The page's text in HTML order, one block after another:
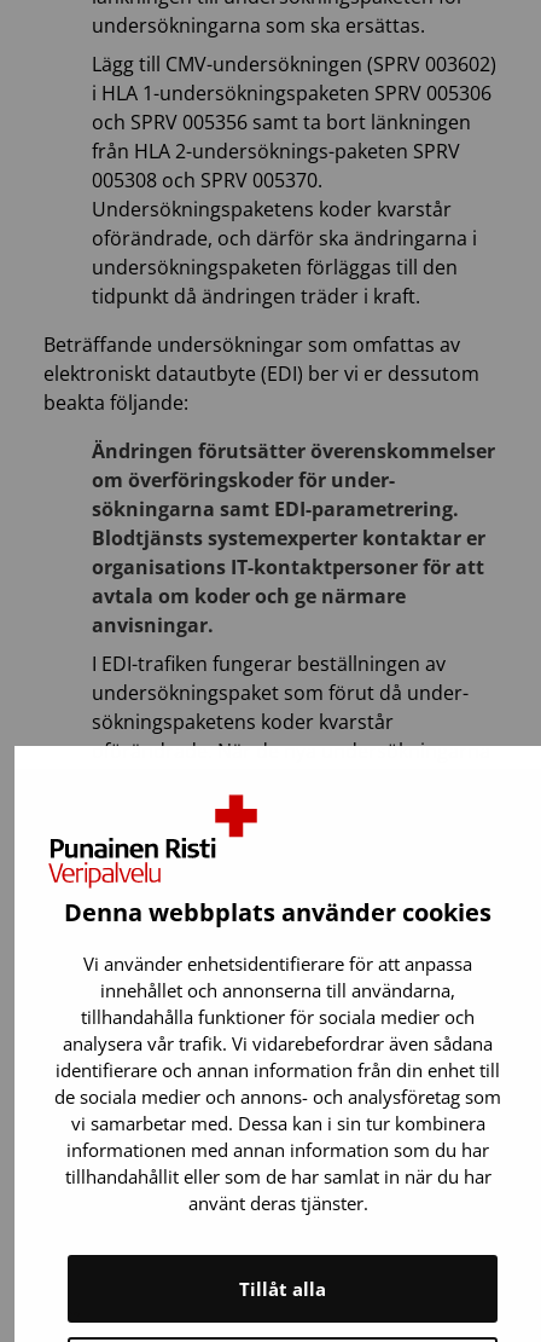
Denna webbplats använder cookies
Vi använder enhetsidentifierare för att anpassa
innehållet och annonserna till användarna,
tillhandahålla funktioner för sociala medier och
analysera vår trafik. Vi vidarebefordrar även sådana
identifierare och annan information från din enhet till
de sociala medier och annons- och analysföretag som
vi samarbetar med. Dessa kan i sin tur kombinera
informationen med annan information som du har
tillhandahållit eller som de har samlat in när du har
använt deras tjänster.
Tillåt alla
undersökningarna som ska ersättas.
Lägg till CMV-undersökningen (SPRV 003602)
i HLA 1-undersökningspaketen SPRV 005306
och SPRV 005356 samt ta bort länkningen
från HLA 2-undersöknings-paketen SPRV
005308 och SPRV 005370.
Undersökningspaketens koder kvarstår
oförändrade, och därför ska ändringarna i
undersökningspaketen förläggas till den
tidpunkt då ändringen träder i kraft.
Beträffande undersökningar som omfattas av
elektroniskt datautbyte (EDI) ber vi er dessutom
beakta följande:
Ändringen förutsätter överenskommelser
om överföringskoder för under­
sökningarna samt EDI-parametrering.
Blodtjänsts systemexperter kontaktar er
organisations IT-kontaktpersoner för att
avtala om koder och ge närmare
anvisningar.
I EDI-trafiken fungerar beställningen av
undersökningspaket som förut då under­
sökningspaketens koder kvarstår
oförändrade. När de nya undersökningarna
resultaten till undersökningarna i rätt
resultatform på begäran.
Taina Jaatinen
Laboratoriespecialist
029 300 1010 (växel)